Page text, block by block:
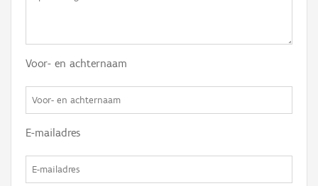
Voor- en achternaam
E-mailadres